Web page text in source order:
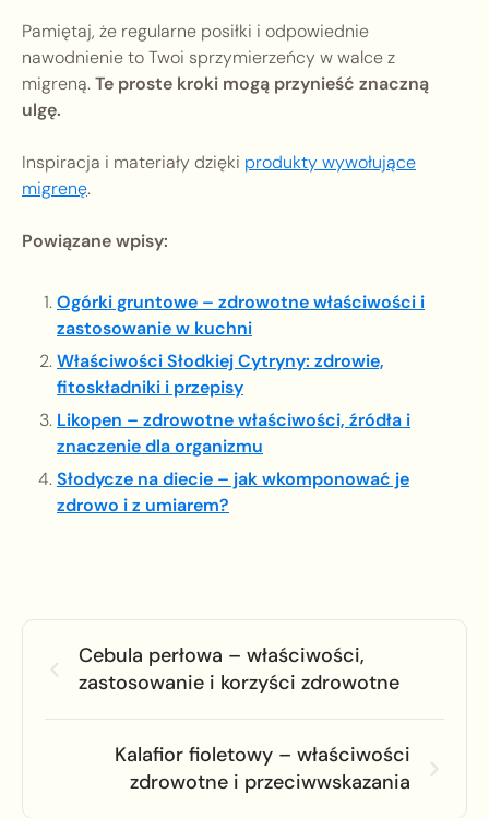
Pamiętaj, że regularne posiłki i odpowiednie
nawodnienie to Twoi sprzymierzeńcy w walce z
migreną.Te proste kroki mogą przynieść znaczną
ulgę.
Inspiracja i materiały dzięki produkty wywołujące
migrenę.
Powiązane wpisy:
Ogórki gruntowe – zdrowotne właściwości i
zastosowanie w kuchni
Właściwości Słodkiej Cytryny: zdrowie,
fitoskładniki i przepisy
Likopen – zdrowotne właściwości, źródła i
znaczenie dla organizmu
Słodycze na diecie – jak wkomponować je
zdrowo i z umiarem?
Cebula perłowa – właściwości,
zastosowanie i korzyści zdrowotne
Kalafior fioletowy – właściwości
zdrowotne i przeciwwskazania